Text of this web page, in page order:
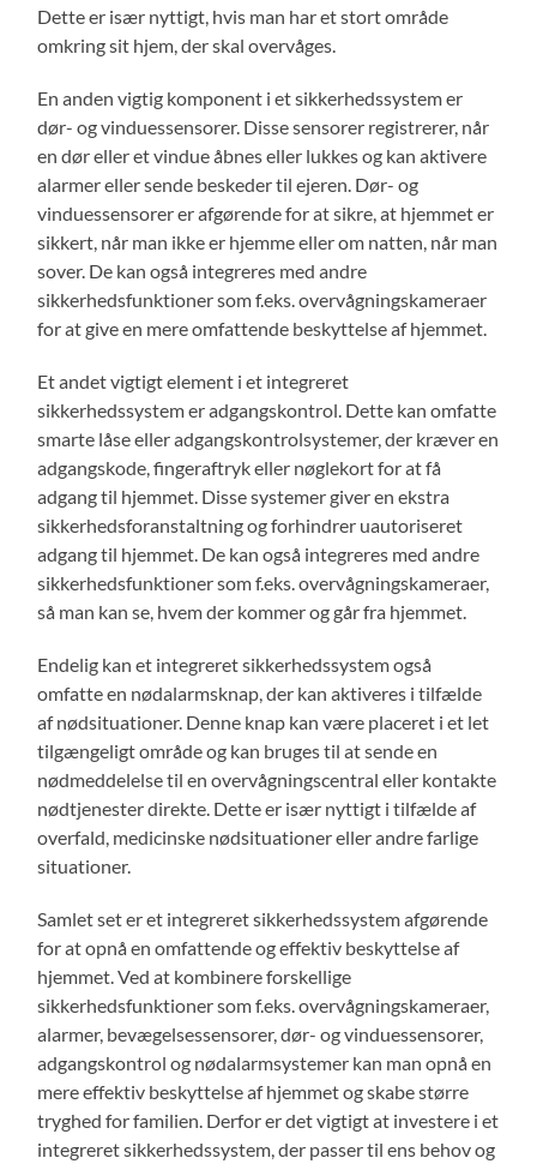
Dette er især nyttigt, hvis man har et stort område
omkring sit hjem, der skal overvåges.
En anden vigtig komponent i et sikkerhedssystem er
dør- og vinduessensorer. Disse sensorer registrerer, når
en dør eller et vindue åbnes eller lukkes og kan aktivere
alarmer eller sende beskeder til ejeren. Dør- og
vinduessensorer er afgørende for at sikre, at hjemmet er
sikkert, når man ikke er hjemme eller om natten, når man
sover. De kan også integreres med andre
sikkerhedsfunktioner som f.eks. overvågningskameraer
for at give en mere omfattende beskyttelse af hjemmet.
Et andet vigtigt element i et integreret
sikkerhedssystem er adgangskontrol. Dette kan omfatte
smarte låse eller adgangskontrolsystemer, der kræver en
adgangskode, fingeraftryk eller nøglekort for at få
adgang til hjemmet. Disse systemer giver en ekstra
sikkerhedsforanstaltning og forhindrer uautoriseret
adgang til hjemmet. De kan også integreres med andre
sikkerhedsfunktioner som f.eks. overvågningskameraer,
så man kan se, hvem der kommer og går fra hjemmet.
Endelig kan et integreret sikkerhedssystem også
omfatte en nødalarmsknap, der kan aktiveres i tilfælde
af nødsituationer. Denne knap kan være placeret i et let
tilgængeligt område og kan bruges til at sende en
nødmeddelelse til en overvågningscentral eller kontakte
nødtjenester direkte. Dette er især nyttigt i tilfælde af
overfald, medicinske nødsituationer eller andre farlige
situationer.
Samlet set er et integreret sikkerhedssystem afgørende
for at opnå en omfattende og effektiv beskyttelse af
hjemmet. Ved at kombinere forskellige
sikkerhedsfunktioner som f.eks. overvågningskameraer,
alarmer, bevægelsessensorer, dør- og vinduessensorer,
adgangskontrol og nødalarmsystemer kan man opnå en
mere effektiv beskyttelse af hjemmet og skabe større
tryghed for familien. Derfor er det vigtigt at investere i et
integreret sikkerhedssystem, der passer til ens behov og